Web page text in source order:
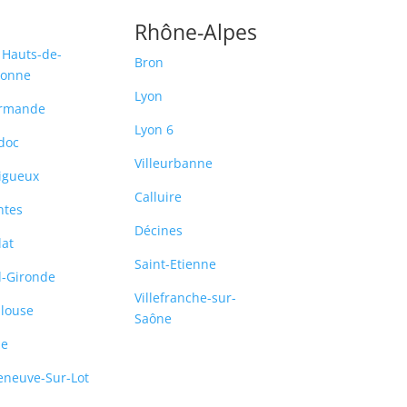
Hauts-de-
Gironde
Sur-Lot
Rhône-Alpes
Bron
Lyon
Lyon 6
Villeurbanne
Calluire
Décines
Saint-Etienne
Villefranche-sur-
Saône